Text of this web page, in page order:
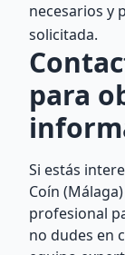
necesarios y
solicitada.
para
Si estás
Coín
profesional
no dudes en